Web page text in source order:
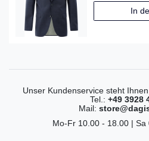
In
Unser Kundenservice steht
Tel.: +49 3928
Mail:
Mo-Fr 10.00 - 18.00 |